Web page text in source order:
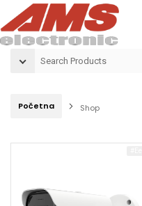
Početna Shop